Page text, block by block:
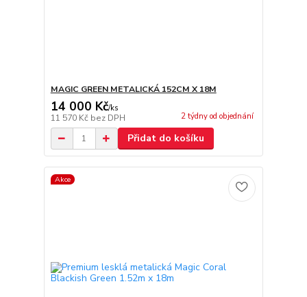
MAGIC GREEN METALICKÁ 152CM X 18M
14 000 Kč/ks
11 570 Kč bez DPH 2 týdny od objednání
Přidat do košíku
Akce